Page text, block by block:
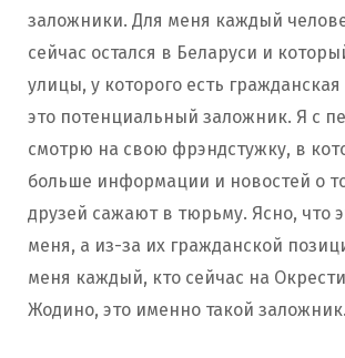
заложники. Для меня каждый
сейчас остался в Беларуси и
улицы, у которого есть
это потенциальный заложник. Я с
смотрю на свою фрэндстужку, в
больше информации и новостей о
друзей сажают в тюрьму. Ясно, что
меня, а из-за их гражданской
меня каждый, кто сейчас на
Жодино, это именно такой заложник.